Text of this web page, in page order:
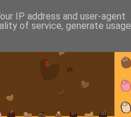
IP address and user-agent
of service, generate usage